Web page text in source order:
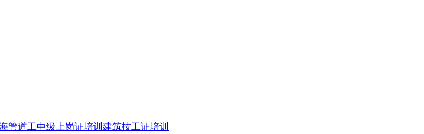
管道工中级上岗证培训建筑技工证培训